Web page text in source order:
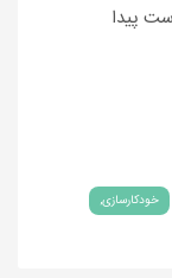
پیدا
خودکارسازی